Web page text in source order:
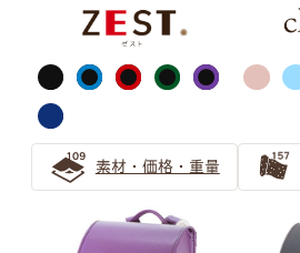
ライトグリーン
素材・価格・重量